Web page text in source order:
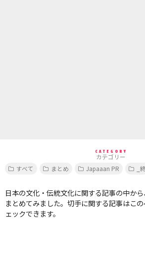
CATEGORY
カテゴリー
すべて
まとめ Japaaan PR _
日本の文化・伝統文化に関する記事の中か
まとめてみました。切手に関する記事はこ
ェックできます。